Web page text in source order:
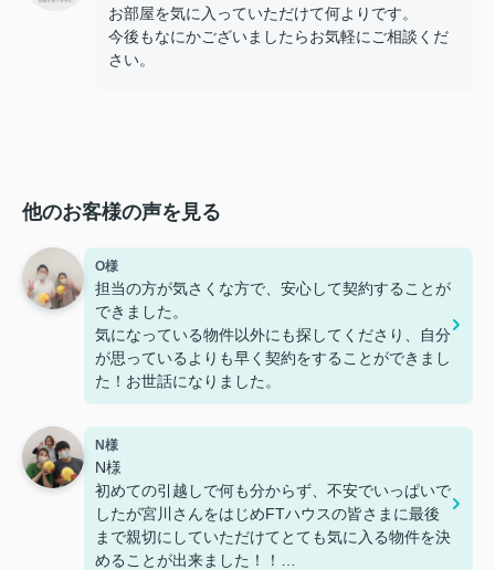
お部屋を気に入っていただけて何よりです。
今後もなにかございましたらお気軽にご相談くだ
さい。
他のお客様の声を見る
O様
担当の方が気さくな方で、安心して契約することが
できました。
気になっている物件以外にも探してくださり、自分
が思っているよりも早く契約をすることができまし
た！お世話になりました。
N様
N様
初めての引越しで何も分からず、不安でいっぱいで
したが宮川さんをはじめFTハウスの皆さまに最後
まで親切にしていただけてとても気に入る物件を決
めることが出来ました！！